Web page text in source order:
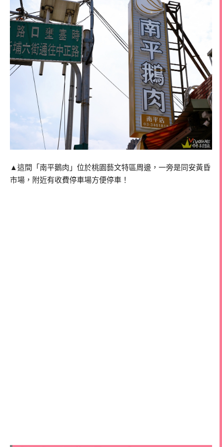
▲這間「南平鵝肉」位於桃園藝文特區周邊，一旁是同安黃昏
市場，附近有收費停車場方便停車！